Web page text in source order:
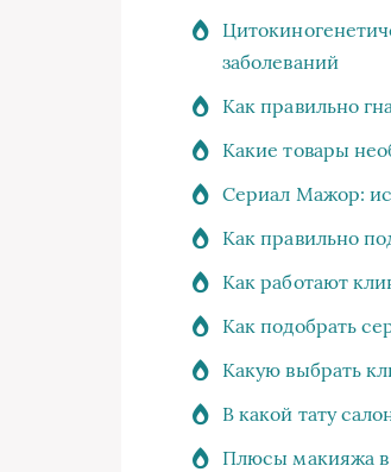
заболеваний
Как правильно
Какие товары
Сериал Мажор:
Как правильно
Как работают
Как подобрать
Какую выбрать
В какой тату
Плюсы макияжа в